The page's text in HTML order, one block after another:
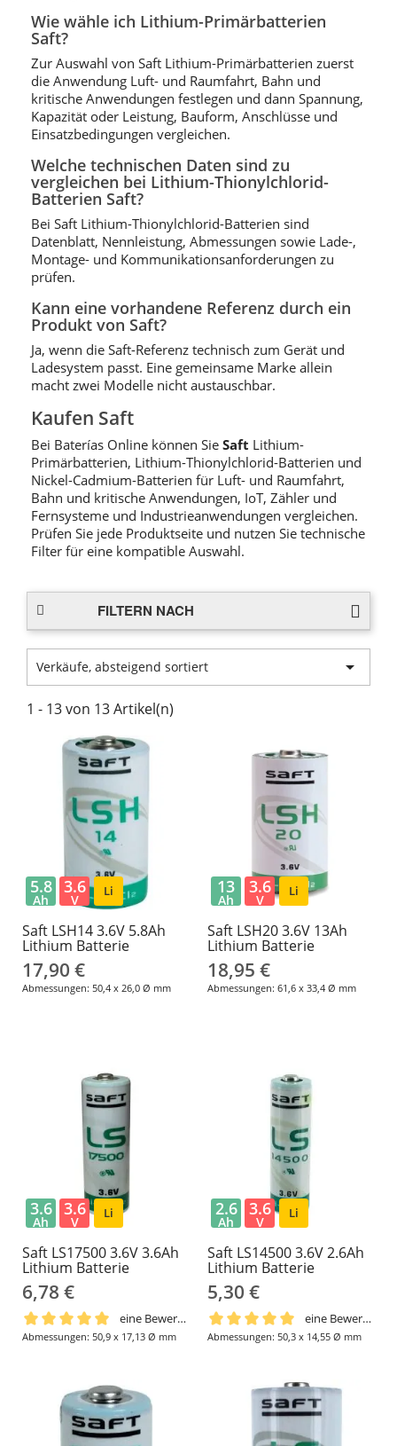
Wie wähle ich Lithium-Primärbatterien
Saft?
Zur Auswahl von Saft Lithium-Primärbatterien zuerst
die Anwendung Luft- und Raumfahrt, Bahn und
kritische Anwendungen festlegen und dann Spannung,
Kapazität oder Leistung, Bauform, Anschlüsse und
Einsatzbedingungen vergleichen.
Welche technischen Daten sind zu
vergleichen bei Lithium-Thionylchlorid-
Batterien Saft?
Bei Saft Lithium-Thionylchlorid-Batterien sind
Datenblatt, Nennleistung, Abmessungen sowie Lade-,
Montage- und Kommunikationsanforderungen zu
prüfen.
Kann eine vorhandene Referenz durch ein
Produkt von Saft?
Ja, wenn die Saft-Referenz technisch zum Gerät und
Ladesystem passt. Eine gemeinsame Marke allein
macht zwei Modelle nicht austauschbar.
Kaufen Saft
Bei Baterías Online können Sie Saft Lithium-
Primärbatterien, Lithium-Thionylchlorid-Batterien und
Nickel-Cadmium-Batterien für Luft- und Raumfahrt,
Bahn und kritische Anwendungen, IoT, Zähler und
Fernsysteme und Industrieanwendungen vergleichen.
Prüfen Sie jede Produktseite und nutzen Sie technische
Filter für eine kompatible Auswahl.
FILTERN NACH
Verkäufe, absteigend sortiert 
1 - 13 von 13 Artikel(n)
Saft LSH14 3.6V 5.8Ah
Lithium Batterie
17,90 €
Abmessungen: 50,4 x 26,0 Ø mm
5.8
Ah
3.6
V
Li
Saft LSH20 3.6V 13Ah
Lithium Batterie
18,95 €
Abmessungen: 61,6 x 33,4 Ø mm
13
Ah
3.6
V
Li
Saft LS17500 3.6V 3.6Ah
Lithium Batterie
6,78 €
eine Bewertung
Abmessungen: 50,9 x 17,13 Ø mm
3.6
Ah
3.6
V
Li
Saft LS14500 3.6V 2.6Ah
Lithium Batterie
5,30 €
eine Bewertung
Abmessungen: 50,3 x 14,55 Ø mm
2.6
Ah
3.6
V
Li